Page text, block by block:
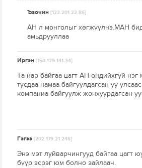
Ъзочин[122.201.22.86]
АН л монголыг хөгжүүлнэ.МАН
амьдрууллаа
Иргэн[150.129.141.34]
Та нар байгаа цагт АН өндийхгүй нэг
тусдаа намаа байгуулдагсан уу
компаниа байгуулж жонхуурдагсан
Гэгээ[202.179.21.246]
Энэ мэт луйварчингууд байгаа цагт
бүүр эсрэг юм болно зайлаач.